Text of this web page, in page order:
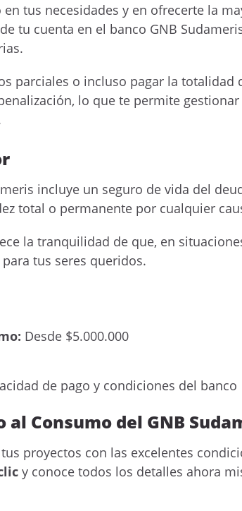
tus necesidades y en ofrecerte la
tu cuenta en el banco GNB
parciales o incluso pagar la totalidad
lo que te permite
incluye un seguro de vida del
total o permanente por cualquier
la tranquilidad de que, en
tus seres queridos.
Desde $5.000.000
de pago y condiciones del banco
Consumo del GNB
proyectos con las excelentes
y conoce todos los detalles ahora